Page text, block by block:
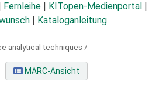
Fernleihe KITopen-Medienportal
Kataloganleitung
analytical techniques /
MARC-Ansicht